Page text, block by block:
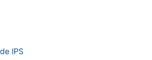
IPS